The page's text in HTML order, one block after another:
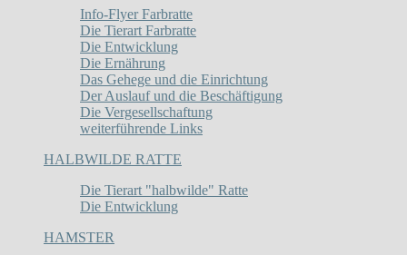
Info-Flyer Farbratte
Die Tierart Farbratte
Die Entwicklung
Die Ernährung
Das Gehege und die Einrichtung
Der Auslauf und die Beschäftigung
Die Vergesellschaftung
weiterführende Links
HALBWILDE RATTE
Die Tierart "halbwilde" Ratte
Die Entwicklung
HAMSTER